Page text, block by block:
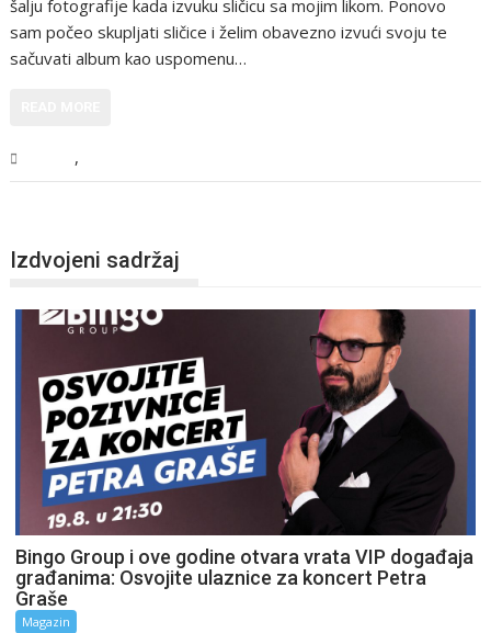
šalju fotografije kada izvuku sličicu sa mojim likom. Ponovo
sam počeo skupljati sličice i želim obavezno izvući svoju te
sačuvati album kao uspomenu…
,
Izdvojeni sadržaj
Bingo Group i ove godine otvara vrata VIP događaja
građanima: Osvojite ulaznice za koncert Petra
Graše
Magazin